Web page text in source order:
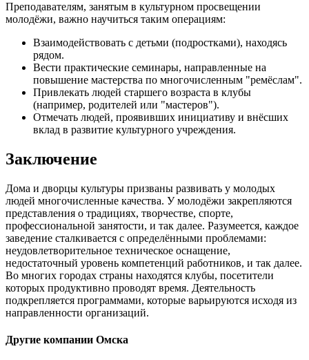
Преподавателям, занятым в культурном просвещении
молодёжи, важно научиться таким операциям:
Взаимодействовать с детьми (подростками), находясь
рядом.
Вести практические семинары, направленные на
повышение мастерства по многочисленным "ремёслам".
Привлекать людей старшего возраста в клубы
(например, родителей или "мастеров").
Отмечать людей, проявивших инициативу и внёсших
вклад в развитие культурного учреждения.
Заключение
Дома и дворцы культуры призваны развивать у молодых
людей многочисленные качества. У молодёжи закрепляются
представления о традициях, творчестве, спорте,
профессиональной занятости, и так далее. Разумеется, каждое
заведение сталкивается с определёнными проблемами:
неудовлетворительное техническое оснащение,
недостаточный уровень компетенций работников, и так далее.
Во многих городах страны находятся клубы, посетители
которых продуктивно проводят время. Деятельность
подкрепляется программами, которые варьируются исходя из
направленности организаций.
Другие компании Омска